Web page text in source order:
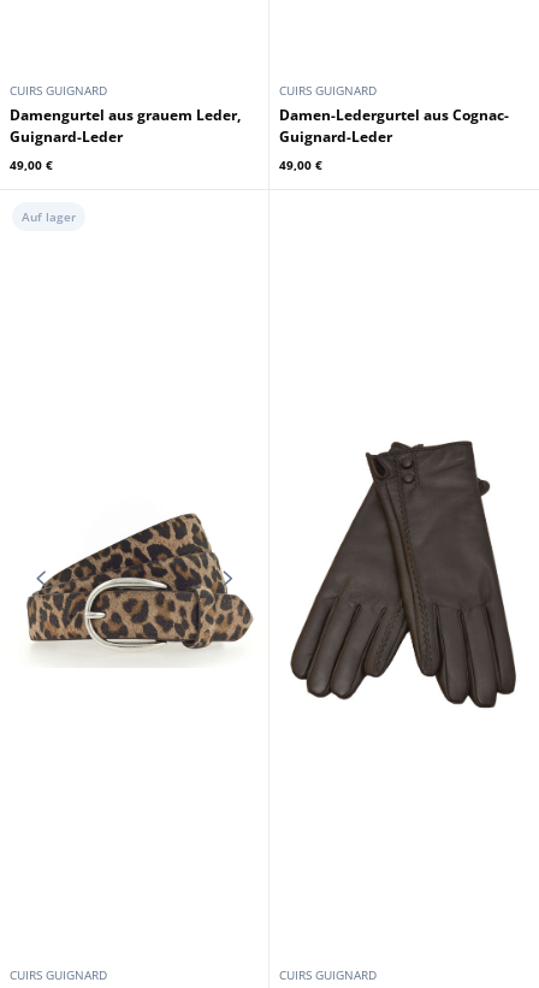
CUIRS GUIGNARD
Damengurtel aus grauem Leder,
Guignard-Leder
49,00 €
CUIRS GUIGNARD
Damen-Ledergurtel aus Cognac-
Guignard-Leder
49,00 €
CUIRS GUIGNARD
Auf lager
CUIRS GUIGNARD